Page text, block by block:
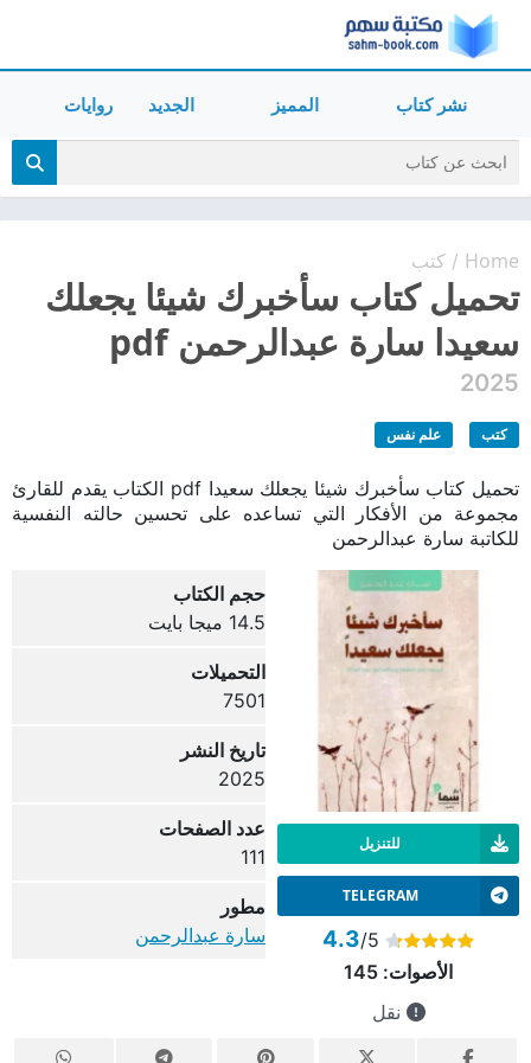
نشر كتاب المميز الجديد روايات
Home
/ كتب
تحميل كتاب سأخبرك شيئا يجعلك
سعيدا سارة عبدالرحمن pdf
2025
كتب علم نفس
تحميل كتاب سأخبرك شيئا يجعلك سعيدا pdf الكتاب يقدم للقارئ
مجموعة من الأفكار التي تساعده على تحسين حالته النفسية
للكاتبة سارة عبدالرحمن
للتنزيل
TELEGRAM
4.3/5
الأصوات: 145
نقل
حجم الكتاب
14.5 ميجا بايت
التحميلات
7501
تاريخ النشر
2025
عدد الصفحات
111
مطور
سارة عبدالرحمن